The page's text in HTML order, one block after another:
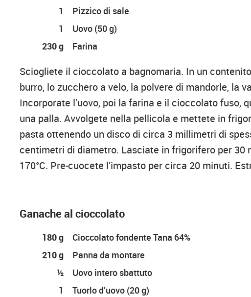
1
Pizzico di sale
1
Uovo (50 g)
230 g
Farina
Sciogliete il cioccolato a bagnomaria. In un
burro, lo zucchero a velo, la polvere di mandorle, la
Incorporate l’uovo, poi la farina e il cioccolato fuso,
una palla. Avvolgete nella pellicola e mettete in
pasta ottenendo un disco di circa 3 millimetri di
centimetri di diametro. Lasciate in frigorifero per 30
170°C. Pre-cuocete l’impasto per circa 20 minuti.
Ganache al cioccolato
180 g
Cioccolato fondente Tana 64%
210 g
Panna da montare
½
Uovo intero sbattuto
1
Tuorlo d’uovo (20 g)